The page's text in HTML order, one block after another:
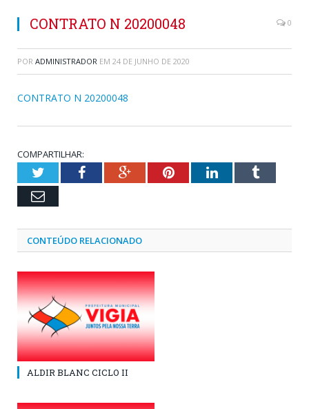
CONTRATO N 20200048 0
POR ADMINISTRADOR EM 24 DE JUNHO DE 2020
CONTRATO N 20200048
COMPARTILHAR:
TwitterFacebookGoogle+PinterestLinkedInTumblr
Email
CONTEÚDO RELACIONADO
ALDIR BLANC CICLO II